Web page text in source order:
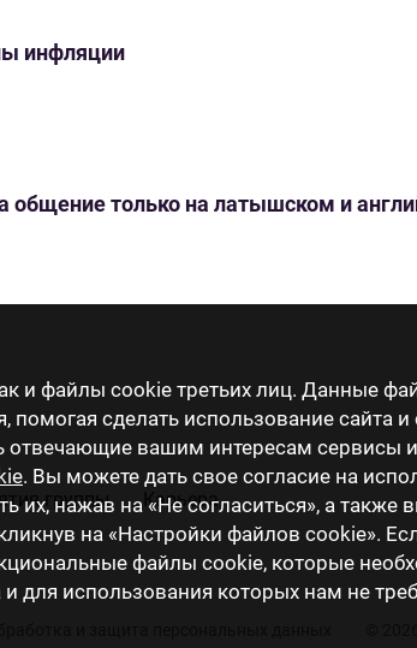
и файлы cookie третьих лиц. Данные
сделать использование сайта и
отвечающие вашим интересам сервисы
. Вы можете дать свое согласие на
их, нажав на «Не согласиться», а также
на «Настройки файлов cookie».
файлы cookie, которые
для использования которых нам не
инфляции
общение только на латышском и
группы Карьера